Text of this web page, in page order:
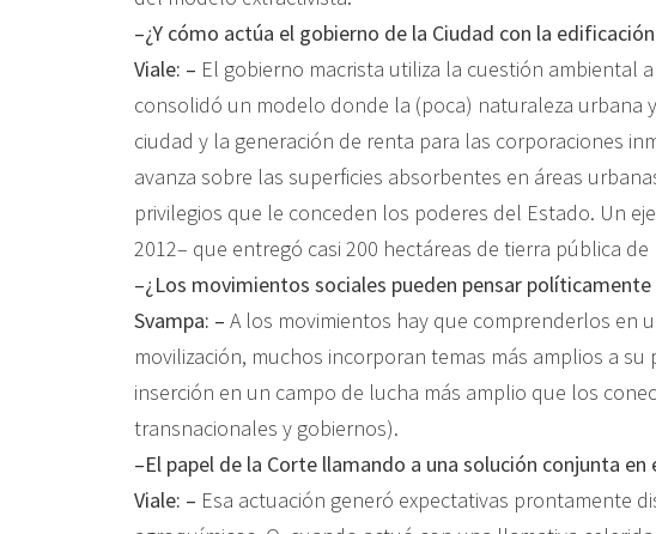
–¿Y cómo actúa el gobierno de la Ciudad con la
Viale: – El gobierno macrista utiliza la cuestión ambiental
consolidó un modelo donde la (poca) naturaleza urbana
ciudad y la generación de renta para las corporaciones
avanza sobre las superficies absorbentes en áreas
privilegios que le conceden los poderes del Estado. Un
2012– que entregó casi 200 hectáreas de tierra pública
–¿Los movimientos sociales pueden pensar
Svampa: – A los movimientos hay que comprenderlos en
movilización, muchos incorporan temas más amplios a
inserción en un campo de lucha más amplio que los
transnacionales y gobiernos).
–El papel de la Corte llamando a una solución conjunta
Viale: – Esa actuación generó expectativas prontamente